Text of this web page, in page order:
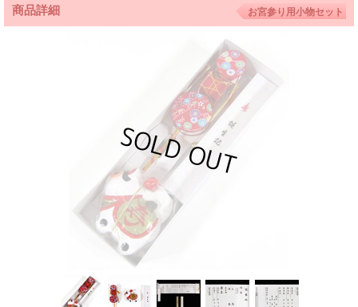
商品詳細 お宮参り用小物セット